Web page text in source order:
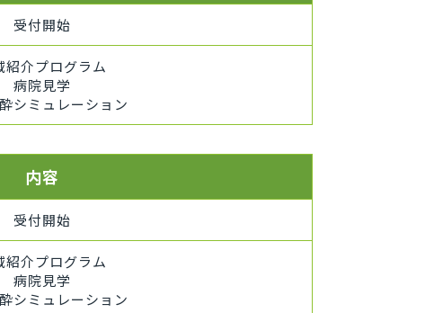
受付開始
紹介プログラム
病院見学
シミュレーション
内容
受付開始
紹介プログラム
病院見学
シミュレーション